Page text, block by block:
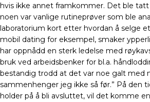
hvis ikke annet framkommer. Det ble
noen var vanlige rutineprøver som ble
laboratorium kort etter hvordan å selge
mobil dating for eksempel, smaker
har oppnådd en sterk ledelse med
bruk ved arbeidsbenker for bl.a.
bestandig trodd at det var noe galt med
sammenhenger jeg ikke så før.” På den
holder på å bli avsluttet, vil det komme